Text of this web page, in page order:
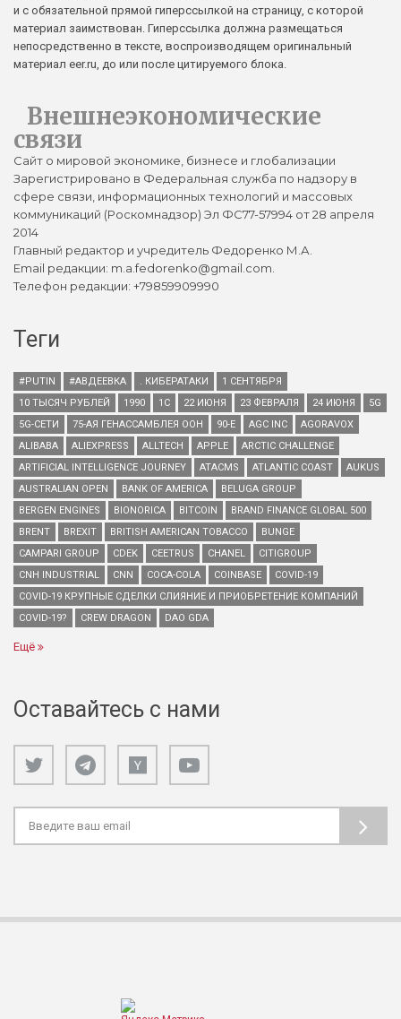
и с обязательной прямой гиперссылкой на страницу, с которой
материал заимствован. Гиперссылка должна размещаться
непосредственно в тексте, воспроизводящем оригинальный
материал eer.ru, до или после цитируемого блока.
Внешнеэкономические
связи
Сайт о мировой экономике, бизнесе и глобализации
Зарегистрировано в Федеральная служба по надзору в
сфере связи, информационных технологий и массовых
коммуникаций (Роскомнадзор) Эл ФС77-57994 от 28 апреля
2014
Главный редактор и учредитель Федоренко М.А.
Email редакции: m.a.fedorenko@gmail.com.
Телефон редакции: +79859909990
Теги
#PUTIN #АВДЕЕВКА . КИБЕРАТАКИ
1 СЕНТЯБРЯ
10 ТЫСЯЧ РУБЛЕЙ
1990 1С 22 ИЮНЯ 23 ФЕВРАЛЯ 24 ИЮНЯ
5G
5G-СЕТИ
75-АЯ ГЕНАССАМБЛЕЯ ООН 90-Е AGC INC
AGORAVOX
ALIBABA
ALIEXPRESS ALLTECH APPLE
ARCTIC CHALLENGE
ARTIFICIAL INTELLIGENCE JOURNEY
ATACMS ATLANTIC COAST
AUKUS
AUSTRALIAN OPEN
BANK OF AMERICA
BELUGA GROUP
BERGEN ENGINES
BIONORICA BITCOIN
BRAND FINANCE GLOBAL 500
BRENT
BREXIT BRITISH AMERICAN TOBACCO
BUNGE
CAMPARI GROUP
CDEK CEETRUS CHANEL
CITIGROUP
CNH INDUSTRIAL
CNN COCA-COLA COINBASE
COVID-19
COVID-19 КРУПНЫЕ СДЕЛКИ СЛИЯНИЕ И ПРИОБРЕТЕНИЕ КОМПАНИЙ
COVID-19?
CREW DRAGON DAO GDA
Ещё
Оставайтесь с нами